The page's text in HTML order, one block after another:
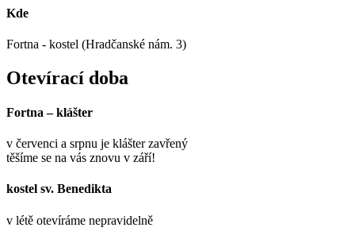
Kde
Fortna - kostel (Hradčanské nám. 3)
Otevírací doba
Fortna – klášter
v červenci a srpnu je klášter zavřený
těšíme se na vás znovu v září!
kostel sv. Benedikta
v létě otevíráme nepravidelně